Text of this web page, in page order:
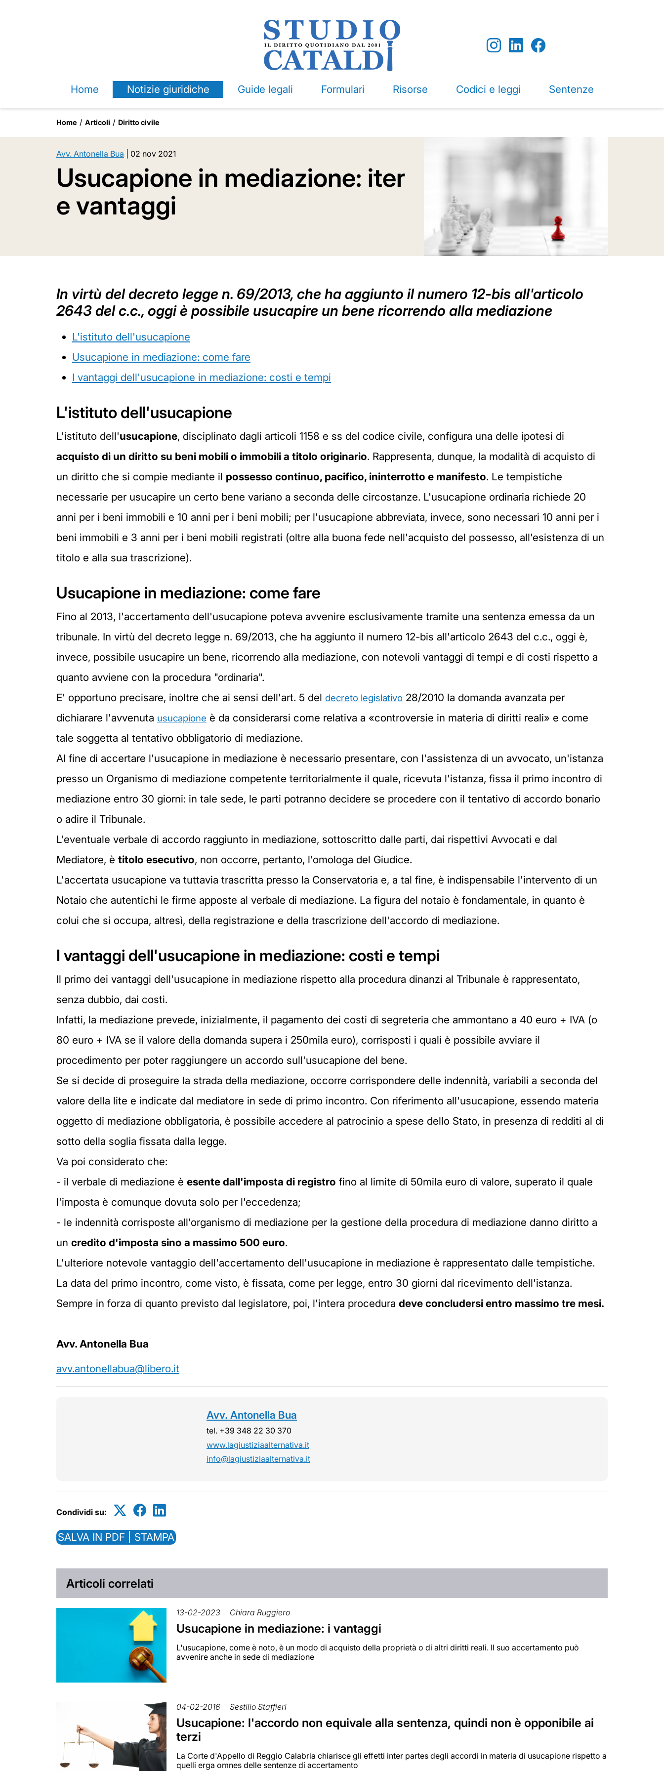
Home Notizie giuridiche Guide legali Formulari Risorse Codici e leggi Sentenze
Home Articoli Diritto civile
Avv. Antonella Bua 02 nov 2021
Usucapione in mediazione: iter
e vantaggi
In virtù del decreto legge n. 69/2013, che ha aggiunto il numero 12-bis all'articolo
2643 del c.c., oggi è possibile usucapire un bene ricorrendo alla mediazione
L'istituto dell'usucapione
Usucapione in mediazione: come fare
I vantaggi dell'usucapione in mediazione: costi e tempi
L'istituto dell'usucapione
L'istituto dell'usucapione, disciplinato dagli articoli 1158 e ss del codice civile, configura una delle ipotesi di
acquisto di un diritto su beni mobili o immobili a titolo originario. Rappresenta, dunque, la modalità di acquisto di
un diritto che si compie mediante il possesso continuo, pacifico, ininterrotto e manifesto. Le tempistiche
necessarie per usucapire un certo bene variano a seconda delle circostanze. L'usucapione ordinaria richiede 20
anni per i beni immobili e 10 anni per i beni mobili; per l'usucapione abbreviata, invece, sono necessari 10 anni per i
beni immobili e 3 anni per i beni mobili registrati (oltre alla buona fede nell'acquisto del possesso, all'esistenza di un
titolo e alla sua trascrizione).
Usucapione in mediazione: come fare
Fino al 2013, l'accertamento dell'usucapione poteva avvenire esclusivamente tramite una sentenza emessa da un
tribunale. In virtù del decreto legge n. 69/2013, che ha aggiunto il numero 12-bis all'articolo 2643 del c.c., oggi è,
invece, possibile usucapire un bene, ricorrendo alla mediazione, con notevoli vantaggi di tempi e di costi rispetto a
quanto avviene con la procedura "ordinaria".
E' opportuno precisare, inoltre che ai sensi dell'art. 5 del decreto legislativo 28/2010 la domanda avanzata per
dichiarare l'avvenuta usucapione è da considerarsi come relativa a «controversie in materia di diritti reali» e come
tale soggetta al tentativo obbligatorio di mediazione.
Al fine di accertare l'usucapione in mediazione è necessario presentare, con l'assistenza di un avvocato, un'istanza
presso un Organismo di mediazione competente territorialmente il quale, ricevuta l'istanza, fissa il primo incontro di
mediazione entro 30 giorni: in tale sede, le parti potranno decidere se procedere con il tentativo di accordo bonario
o adire il Tribunale.
L'eventuale verbale di accordo raggiunto in mediazione, sottoscritto dalle parti, dai rispettivi Avvocati e dal
Mediatore, è titolo esecutivo, non occorre, pertanto, l'omologa del Giudice.
L'accertata usucapione va tuttavia trascritta presso la Conservatoria e, a tal fine, è indispensabile l'intervento di un
Notaio che autentichi le firme apposte al verbale di mediazione. La figura del notaio è fondamentale, in quanto è
colui che si occupa, altresì, della registrazione e della trascrizione dell'accordo di mediazione.
I vantaggi dell'usucapione in mediazione: costi e tempi
Il primo dei vantaggi dell'usucapione in mediazione rispetto alla procedura dinanzi al Tribunale è rappresentato,
senza dubbio, dai costi.
Infatti, la mediazione prevede, inizialmente, il pagamento dei costi di segreteria che ammontano a 40 euro + IVA (o
80 euro + IVA se il valore della domanda supera i 250mila euro), corrisposti i quali è possibile avviare il
procedimento per poter raggiungere un accordo sull'usucapione del bene.
Se si decide di proseguire la strada della mediazione, occorre corrispondere delle indennità, variabili a seconda del
valore della lite e indicate dal mediatore in sede di primo incontro. Con riferimento all'usucapione, essendo materia
oggetto di mediazione obbligatoria, è possibile accedere al patrocinio a spese dello Stato, in presenza di redditi al di
sotto della soglia fissata dalla legge.
Va poi considerato che:
- il verbale di mediazione è esente dall'imposta di registro fino al limite di 50mila euro di valore, superato il quale
l'imposta è comunque dovuta solo per l'eccedenza;
- le indennità corrisposte all'organismo di mediazione per la gestione della procedura di mediazione danno diritto a
un credito d'imposta sino a massimo 500 euro.
L'ulteriore notevole vantaggio dell'accertamento dell'usucapione in mediazione è rappresentato dalle tempistiche.
La data del primo incontro, come visto, è fissata, come per legge, entro 30 giorni dal ricevimento dell'istanza.
Sempre in forza di quanto previsto dal legislatore, poi, l'intera procedura deve concludersi entro massimo tre mesi.
Avv. Antonella Bua
avv.antonellabua@libero.it
Avv. Antonella Bua
tel. +39 348 22 30 370
www.lagiustiziaalternativa.it
info@lagiustiziaalternativa.it
Condividi su:
SALVA IN PDF | STAMPA
Articoli correlati
13-02-2023 Chiara Ruggiero
Usucapione in mediazione: i vantaggi
L'usucapione, come è noto, è un modo di acquisto della proprietà o di altri diritti reali. Il suo accertamento può
avvenire anche in sede di mediazione
04-02-2016 Sestilio Staffieri
Usucapione: l'accordo non equivale alla sentenza, quindi non è opponibile ai
terzi
La Corte d'Appello di Reggio Calabria chiarisce gli effetti inter partes degli accordi in materia di usucapione rispetto a
quelli erga omnes delle sentenze di accertamento